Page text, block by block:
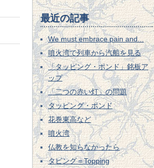
最近の記事
We must embrace pain and...
噴火湾で列車から汽船を見る
「タッピング・ポンド」銘板ア
ップ
「二つの赤い灯」の問題
タッピング・ポンド
花巻東高など
噴火湾
仏教を知らなかったら
タピング＝Topping